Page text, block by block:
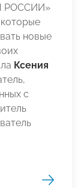
РОССИИ»
новые
Ксения
с